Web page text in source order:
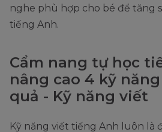
nghe phù hợp cho bé để tăng
tiếng Anh.
Cẩm nang tự học
nâng cao 4 kỹ
quả - Kỹ năng viết
Kỹ năng viết tiếng Anh luôn là